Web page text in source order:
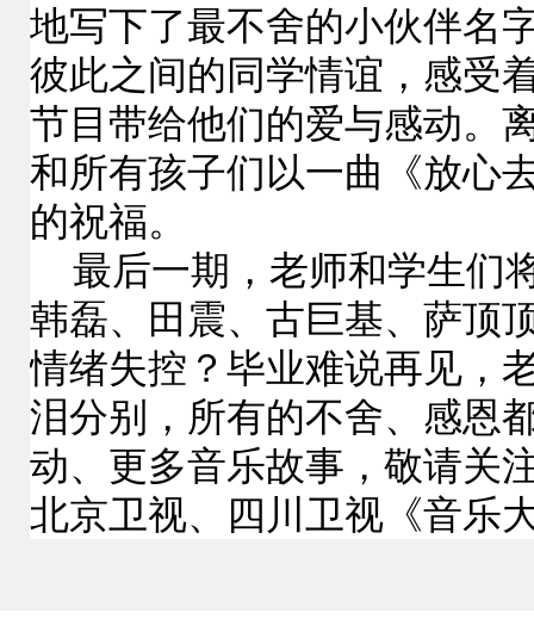
地写下了最不舍的小伙伴名
彼此之间的同学情谊，感受
节目带给他们的爱与感动。
和所有孩子们以一曲《放心
的祝福。
最后一期，老师和学生们
韩磊、田震、古巨基、萨顶
情绪失控？毕业难说再见，
泪分别，所有的不舍、感恩
动、更多音乐故事，敬请关
北京卫视、四川卫视《音乐